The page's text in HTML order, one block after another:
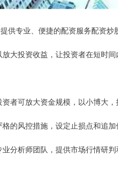
供专业、便捷的配资服务配资炒
大投资收益，让投资者在短时间
者可放大资金规模，以小博大，
的风控措施，设定止损点和追加
分析师团队，提供市场行情研